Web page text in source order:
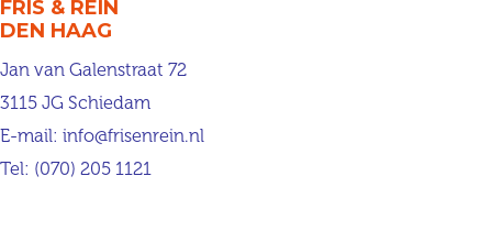
FRIS & REIN
DEN HAAG
Jan van Galenstraat 72
3115 JG Schiedam
E-mail: info@frisenrein.nl
Tel: (070) 205 1121